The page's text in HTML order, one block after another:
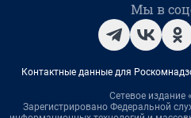
Мы в
Контактные данные для
Сетевое издание
Зарегистрировано Федеральной